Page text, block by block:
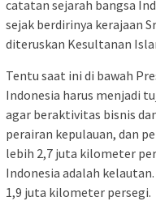
catatan sejarah bangsa
sejak berdirinya kerajaan
diteruskan Kesultanan
Tentu saat ini di bawah
Indonesia harus menjadi
agar beraktivitas bisnis
perairan kepulauan, dan
lebih 2,7 juta kilometer
Indonesia adalah
1,9 juta kilometer persegi.